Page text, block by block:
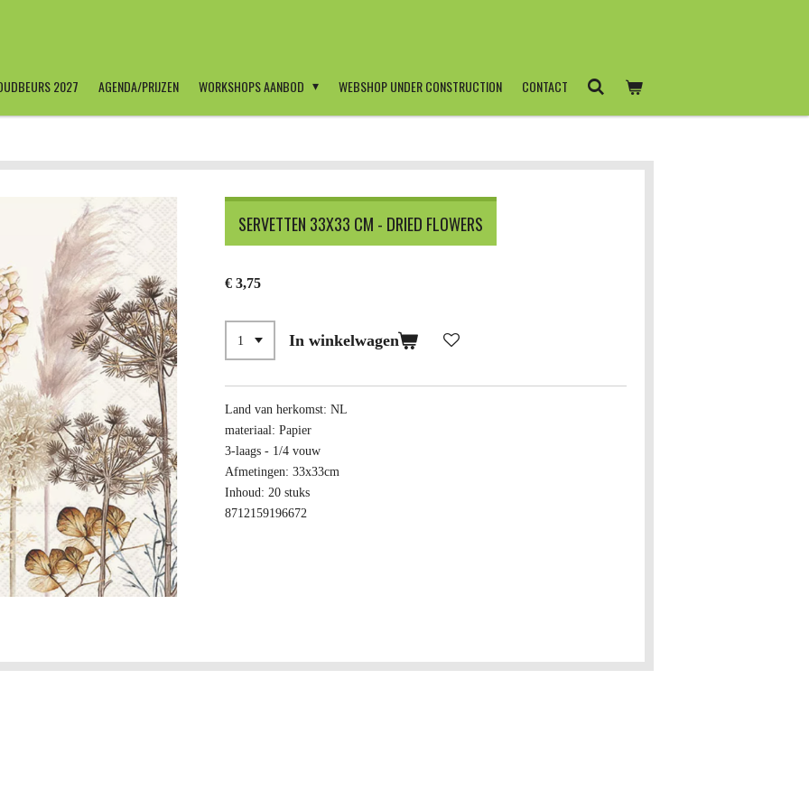
2027 AGENDA/PRIJZEN WORKSHOPS AANBOD WEBSHOP UNDER CONSTRUCTION CONTACT
SERVETTEN 33X33 CM - DRIED FLOWERS
€ 3,75
In winkelwagen
Land van herkomst: NL
materiaal: Papier
3-laags - 1/4 vouw
Afmetingen: 33x33cm
Inhoud: 20 stuks
8712159196672